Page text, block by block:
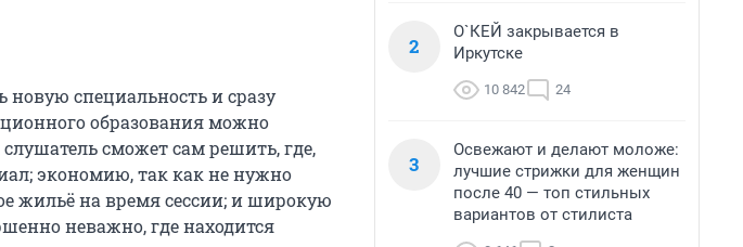
специальность и сразу
образования можно
слушатель сможет сам решить, где,
экономию, так как не нужно
жильё на время сессии; и широкую
неважно, где находится
2
О`КЕЙ закрывается в
Иркутске
10 842 24
3
Освежают и делают моложе:
лучшие стрижки для женщин
после 40 — топ стильных
вариантов от стилиста